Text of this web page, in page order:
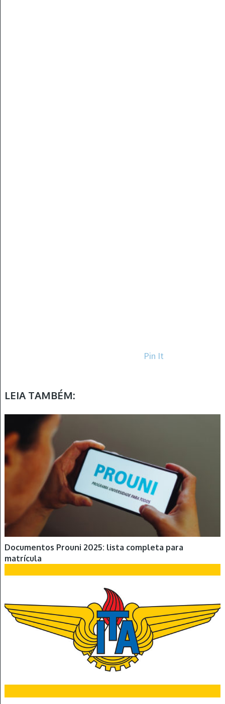
Pin It
LEIA TAMBÉM:
Documentos Prouni 2025: lista completa para
matrícula